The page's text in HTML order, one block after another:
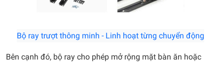
Bộ ray trượt thông minh - Linh hoạt từng chuyển động
Bên cạnh đó, bộ ray cho phép mở rộng mặt bàn ăn hoặc